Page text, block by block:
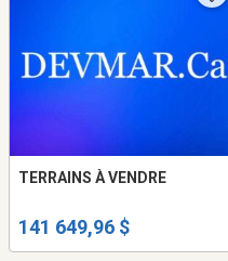
TERRAINS À VENDRE
141 649,96 $